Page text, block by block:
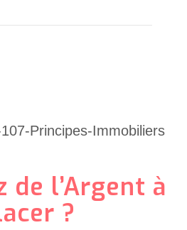
de l’Argent à
?